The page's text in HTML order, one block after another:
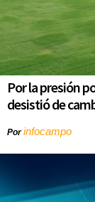
Por la presión
desistió de
Porinfocampo